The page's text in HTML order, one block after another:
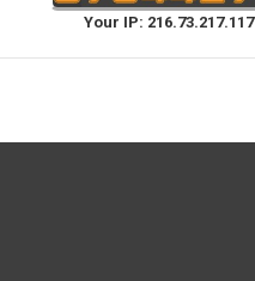
Your IP: 216.73.217.117